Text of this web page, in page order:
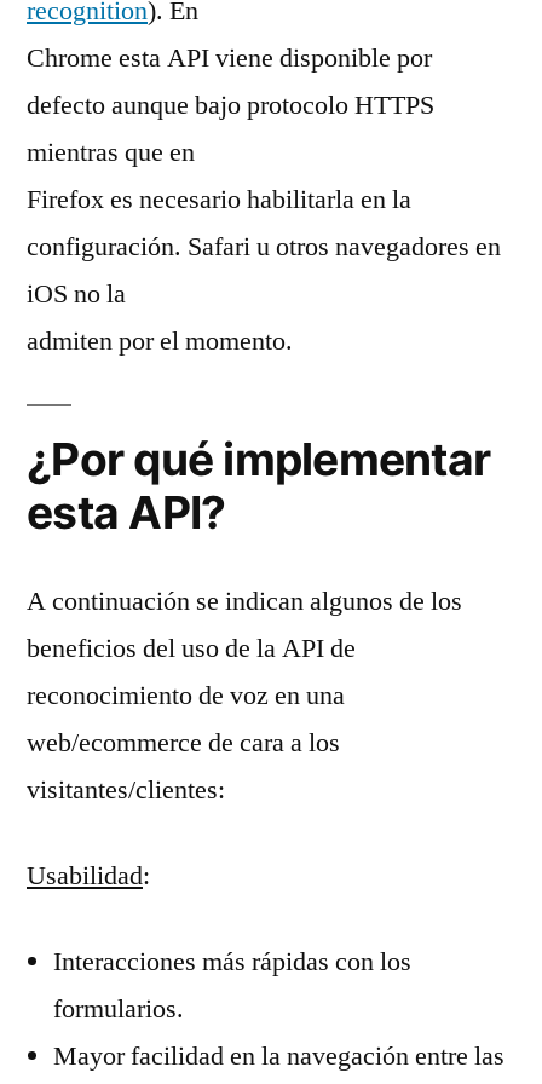
recognition). En
Chrome esta API viene disponible por
defecto aunque bajo protocolo HTTPS
mientras que en
Firefox es necesario habilitarla en la
configuración. Safari u otros navegadores en
iOS no la
admiten por el momento.
¿Por qué implementar
esta API?
A continuación se indican algunos de los
beneficios del uso de la API de
reconocimiento de voz en una
web/ecommerce de cara a los
visitantes/clientes:
Usabilidad:
Interacciones más rápidas con los
formularios.
Mayor facilidad en la navegación entre las